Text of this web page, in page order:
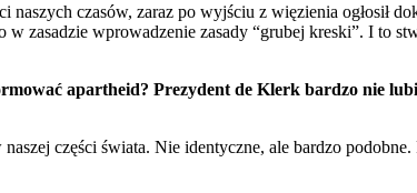
czasów, zaraz po wyjściu z więzienia ogłosił
zasadzie wprowadzenie zasady “grubej kreski”. I to
apartheid? Prezydent de Klerk bardzo nie
części świata. Nie identyczne, ale bardzo